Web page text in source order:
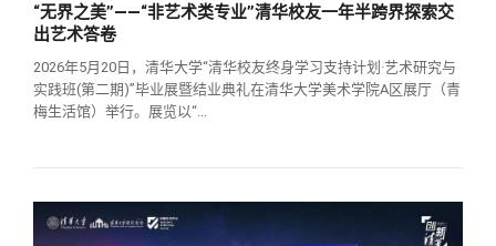
“无界之美”——“非艺术类专业”清华校友一年半跨界探索交
出艺术答卷
2026年5月20日，清华大学“清华校友终身学习支持计划·艺术研究与
实践班(第二期)”毕业展暨结业典礼在清华大学美术学院A区展厅（青
梅生活馆）举行。展览以“...